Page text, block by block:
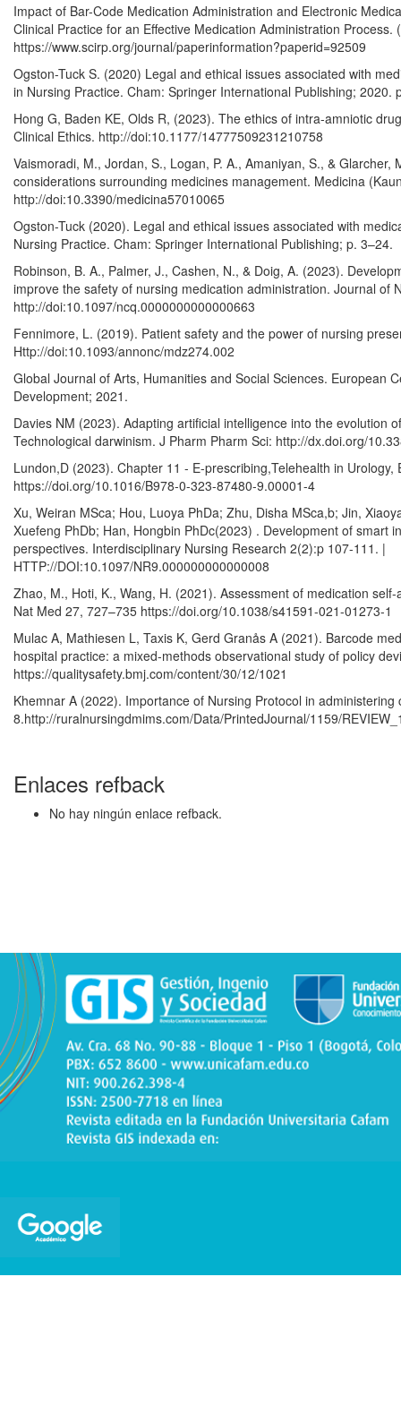
Impact of Bar-Code Medication Administration and Electronic
Clinical Practice for an Effective Medication Administration Process.
https://www.scirp.org/journal/paperinformation?paperid=92509
Ogston-Tuck S. (2020) Legal and ethical issues associated with
in Nursing Practice. Cham: Springer International Publishing; 2020.
Hong G, Baden KE, Olds R, (2023). The ethics of intra-amniotic
Clinical Ethics. http://doi:10.1177/14777509231210758
Vaismoradi, M., Jordan, S., Logan, P. A., Amaniyan, S., &
considerations surrounding medicines management. Medicina
http://doi:10.3390/medicina57010065
Ogston-Tuck (2020). Legal and ethical issues associated with
Nursing Practice. Cham: Springer International Publishing; p. 3–24.
Robinson, B. A., Palmer, J., Cashen, N., & Doig, A. (2023).
improve the safety of nursing medication administration. Journal of
http://doi:10.1097/ncq.0000000000000663
Fennimore, L. (2019). Patient safety and the power of nursing
Http://doi:10.1093/annonc/mdz274.002
Global Journal of Arts, Humanities and Social Sciences. European
Development; 2021.
Davies NM (2023). Adapting artificial intelligence into the evolution
Technological darwinism. J Pharm Pharm Sci: http://dx.doi.org/
Lundon,D (2023). Chapter 11 - E-prescribing,Telehealth in
https://doi.org/10.1016/B978-0-323-87480-9.00001-4
Xu, Weiran MSca; Hou, Luoya PhDa; Zhu, Disha MSca,b; Jin,
Xuefeng PhDb; Han, Hongbin PhDc(2023) . Development of smart
perspectives. Interdisciplinary Nursing Research 2(2):p 107-111. |
HTTP://DOI:10.1097/NR9.000000000000008
Zhao, M., Hoti, K., Wang, H. (2021). Assessment of medication
Nat Med 27, 727–735 https://doi.org/10.1038/s41591-021-01273-1
Mulac A, Mathiesen L, Taxis K, Gerd Granås A (2021). Barcode
hospital practice: a mixed-methods observational study of policy
https://qualitysafety.bmj.com/content/30/12/1021
Khemnar A (2022). Importance of Nursing Protocol in
8.http://ruralnursingdmims.com/Data/PrintedJournal/1159/
Enlaces refback
No hay ningún enlace refback.